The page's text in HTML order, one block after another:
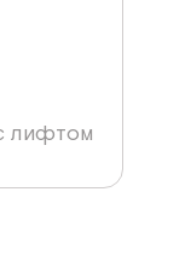
лифтом